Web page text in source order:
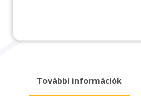
További információk